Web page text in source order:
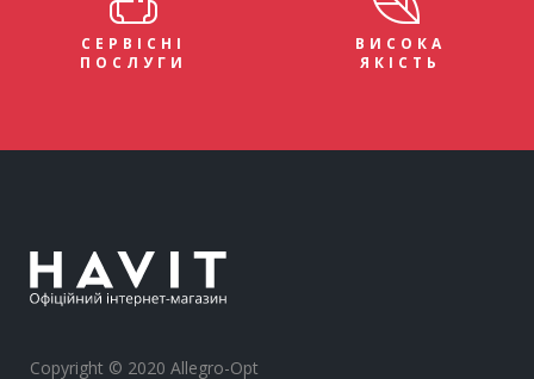
СЕРВІСНІ
ПОСЛУГИ
ВИСОКА
ЯКІСТЬ
Copyright © 2020 Allegro-Opt